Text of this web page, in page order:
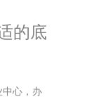
的底
中心，办